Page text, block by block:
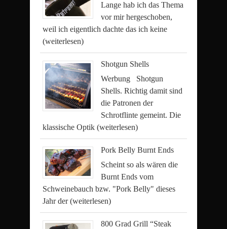
Lange hab ich das Thema
vor mir hergeschoben,
weil ich eigentlich dachte das ich keine
(weiterlesen)
Shotgun Shells
Werbung Shotgun
Shells. Richtig damit sind
die Patronen der
Schrotflinte gemeint. Die
klassische Optik (weiterlesen)
Pork Belly Burnt Ends
Scheint so als wären die
Burnt Ends vom
Schweinebauch bzw. "Pork Belly" dieses
Jahr der(weiterlesen)
800 Grad Grill “Steak